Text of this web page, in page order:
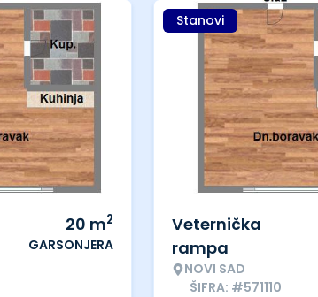
20 m2
GARSONJERA
Stanovi
Veternička
rampa
NOVI SAD
ŠIFRA: #571110